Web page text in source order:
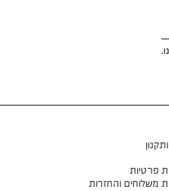
פרטיות
משלוחים והחזרות